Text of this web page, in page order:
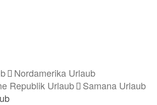
Nordamerika Urlaub
Republik Urlaub
Samana Urlaub